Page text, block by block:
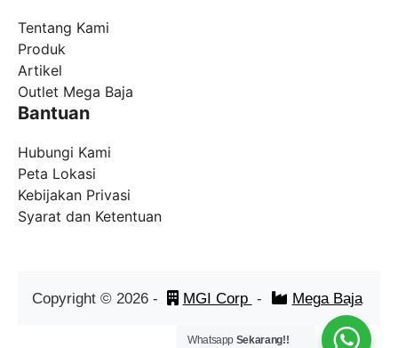
Tentang Kami
Produk
Artikel
Outlet Mega Baja
Bantuan
Hubungi Kami
Peta Lokasi
Kebijakan Privasi
Syarat dan Ketentuan
Copyright © 2026- MGI Corp - Mega Baja
Whatsapp Sekarang!!